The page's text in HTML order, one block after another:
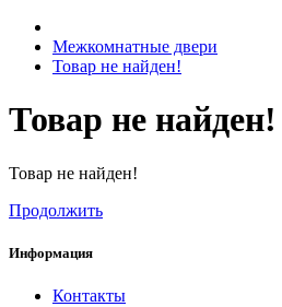
Межкомнатные двери
Товар не найден!
Товар не найден!
Товар не найден!
Продолжить
Информация
Контакты